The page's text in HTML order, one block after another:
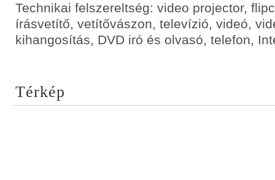
Technikai felszereltség: video projector,
írásvetítő, vetítővászon, televízió, videó,
kihangosítás, DVD iró és olvasó, telefon,
Térkép